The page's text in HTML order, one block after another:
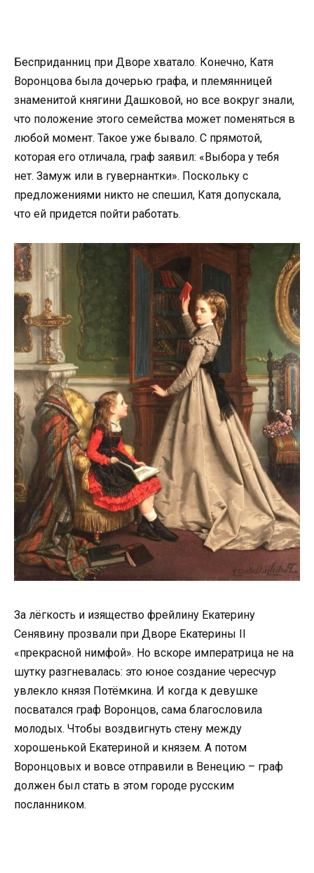
Бесприданниц при Дворе хватало. Конечно, Катя
Воронцова была дочерью графа, и племянницей
знаменитой княгини Дашковой, но все вокруг знали,
что положение этого семейства может поменяться в
любой момент. Такое уже бывало. С прямотой,
которая его отличала, граф заявил: «Выбора у тебя
нет. Замуж или в гувернантки». Поскольку с
предложениями никто не спешил, Катя допускала,
что ей придется пойти работать.
За лёгкость и изящество фрейлину Екатерину
Сенявину прозвали при Дворе Екатерины II
«прекрасной нимфой». Но вскоре императрица не на
шутку разгневалась: это юное создание чересчур
увлекло князя Потёмкина. И когда к девушке
посватался граф Воронцов, сама благословила
молодых. Чтобы воздвигнуть стену между
хорошенькой Екатериной и князем. А потом
Воронцовых и вовсе отправили в Венецию – граф
должен был стать в этом городе русским
посланником.